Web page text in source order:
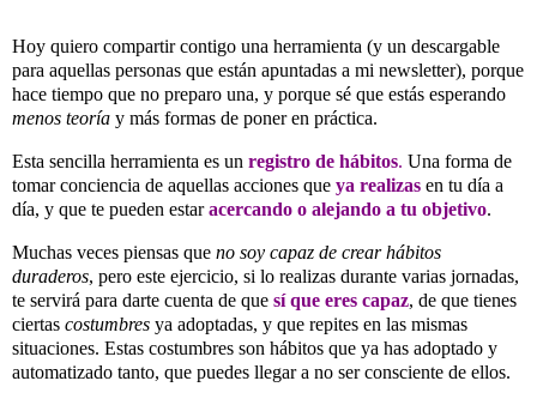
Hoy quiero compartir contigo una herramienta (y un descargable
para aquellas personas que están apuntadas a mi newsletter), porque
hace tiempo que no preparo una, y porque sé que estás esperando
menos teoría y más formas de poner en práctica.
Esta sencilla herramienta es un registro de hábitos. Una forma de
tomar conciencia de aquellas acciones que ya realizas en tu día a
día, y que te pueden estaracercando o alejando a tu objetivo.
Muchas veces piensas que no soy capaz de crear hábitos
duraderos, pero este ejercicio, si lo realizas durante varias jornadas,
te servirá para darte cuenta de que sí que eres capaz, de que tienes
ciertas costumbres ya adoptadas, y que repites en las mismas
situaciones. Estas costumbres son hábitos que ya has adoptado y
automatizado tanto, que puedes llegar a no ser consciente de ellos.